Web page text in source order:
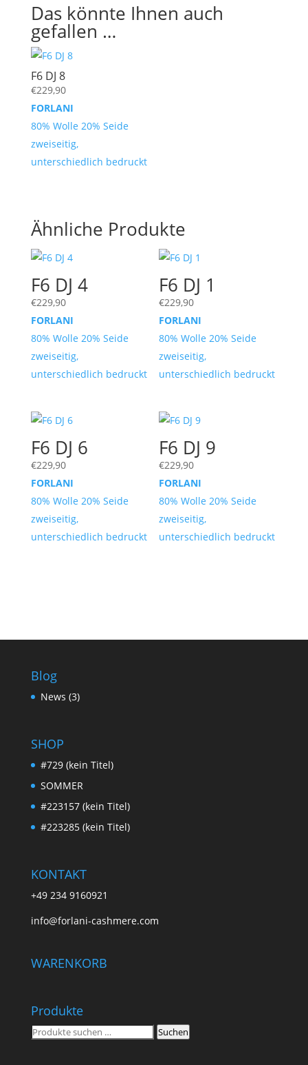
Das könnte Ihnen auch
gefallen …
F6 DJ 8
€229,90
FORLANI
80% Wolle 20% Seide
zweiseitig,
unterschiedlich bedruckt
Ähnliche Produkte
F6 DJ 4
€229,90
FORLANI
80% Wolle 20% Seide
zweiseitig,
unterschiedlich bedruckt
F6 DJ 1
€229,90
FORLANI
80% Wolle 20% Seide
zweiseitig,
unterschiedlich bedruckt
F6 DJ 6
€229,90
FORLANI
80% Wolle 20% Seide
zweiseitig,
unterschiedlich bedruckt
F6 DJ 9
€229,90
FORLANI
80% Wolle 20% Seide
zweiseitig,
unterschiedlich bedruckt
Blog
News (3)
SHOP
#729 (kein Titel)
SOMMER
#223157 (kein Titel)
#223285 (kein Titel)
KONTAKT
+49 234 9160921
info@forlani-cashmere.com
WARENKORB
Produkte
Suchen
Suchen